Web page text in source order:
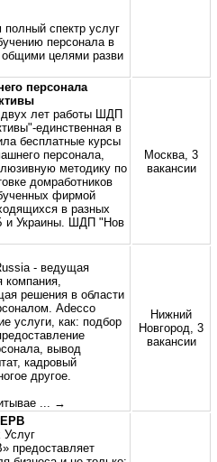
спектр услуг
персонала в
общими целями разви
персонала
двух лет работы ШДП
единственная в
бесплатные курсы
персонала,
методику по
домработников
фирмой
в разных
и Украины. ШДП "Нов
Москва, 3
вакансии
- ведущая
решения в области
Adecco
услуги, как: подбор
вывод
кадровый
другое.
... →
Нижний
Новгород, 3
вакансии